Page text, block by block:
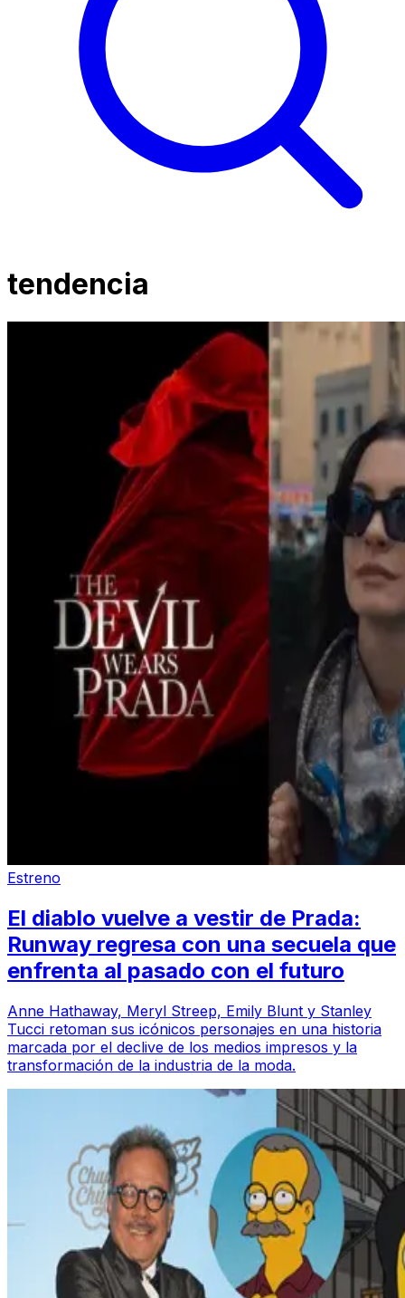
tendencia
Estreno
El diablo vuelve a vestir de Prada:
Runway regresa con una secuela que
enfrenta al pasado con el futuro
Anne Hathaway, Meryl Streep, Emily Blunt y Stanley
Tucci retoman sus icónicos personajes en una historia
marcada por el declive de los medios impresos y la
transformación de la industria de la moda.